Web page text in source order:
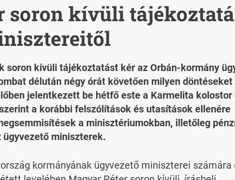
soron kívüli
soron kívüli tájékoztatást kér az Orbán-kormány
délután négy órát követően milyen
jelentkezett be hétfő este a Karmelita kolostor
a korábbi felszólítások és utasítások ellenére
a minisztériumokban, illetőleg
miniszterek.
kormányának ügyvezető miniszterei számára